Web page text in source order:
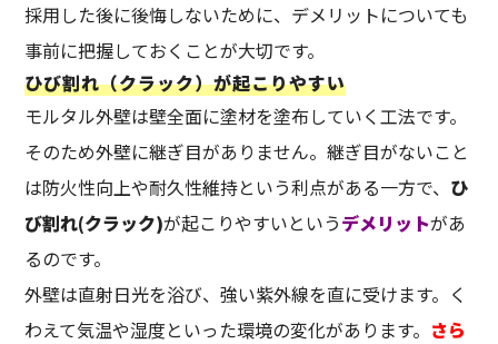
採用した後に後悔しないために、デメリットについても
事前に把握しておくことが大切です。
ひび割れ（クラック）が起こりやすい
モルタル外壁は壁全面に塗材を塗布していく工法です。
そのため外壁に継ぎ目がありません。継ぎ目がないこと
は防火性向上や耐久性維持という利点がある一方で、 ひ
び割れ(クラック)が起こりやすいというデメリットがあ
るのです。
外壁は直射日光を浴び、強い紫外線を直に受けます。く
わえて気温や湿度といった環境の変化があります。 さら